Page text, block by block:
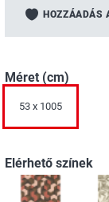
HOZZÁADÁS
Méret (cm)
53 x 1005
Elérhető színek